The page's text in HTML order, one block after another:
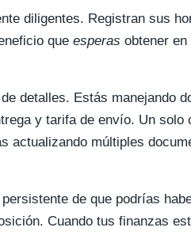
diligentes. Registran sus
que esperas obtener
detalles. Estás manejando
y tarifa de envío. Un solo
actualizando múltiples
de que podrías
Cuando tus finanzas